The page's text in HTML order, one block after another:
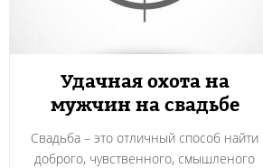
Удачная охота на
мужчин на свадьбе
Свадьба – это отличный способ найти
доброго, чувственного, смышленого